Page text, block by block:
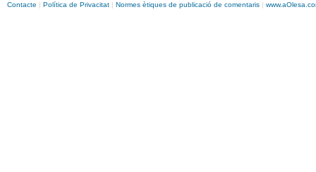
Contacte | Política de Privacitat | Normes ètiques de publicació de comentaris | www.aOlesa